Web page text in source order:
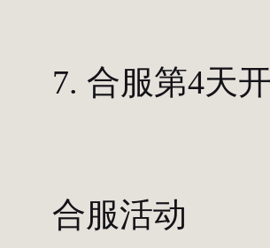
7. 合服第4天
合服活动